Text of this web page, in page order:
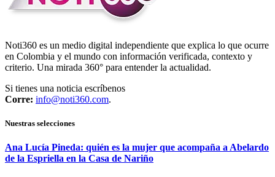
Noti360 es un medio digital independiente que explica lo que ocurre
en Colombia y el mundo con información verificada, contexto y
criterio. Una mirada 360° para entender la actualidad.
Si tienes una noticia escríbenos
Corre: info@noti360.com.
Nuestras selecciones
Ana Lucía Pineda: quién es la mujer que acompaña a Abelardo
de la Espriella en la Casa de Nariño